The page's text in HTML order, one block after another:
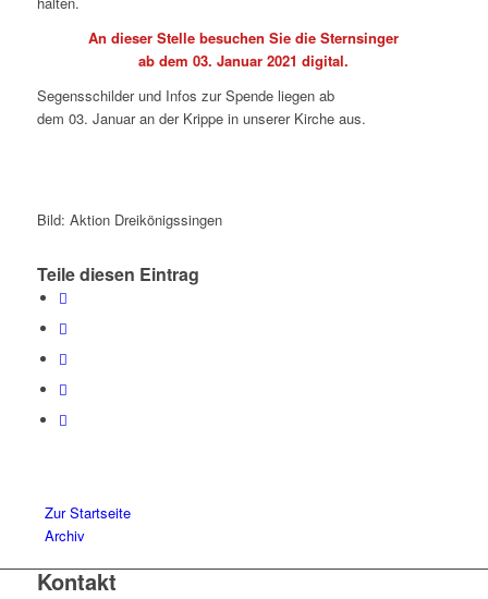
An dieser Stelle besuchen Sie die Sternsinger
ab dem 03. Januar 2021 digital.
Segensschilder und Infos zur Spende liegen ab
dem 03. Januar an der Krippe in unserer Kirche aus.
Bild: Aktion Dreikönigssingen
Teile diesen Eintrag
Zur Startseite
Archiv
Kontakt